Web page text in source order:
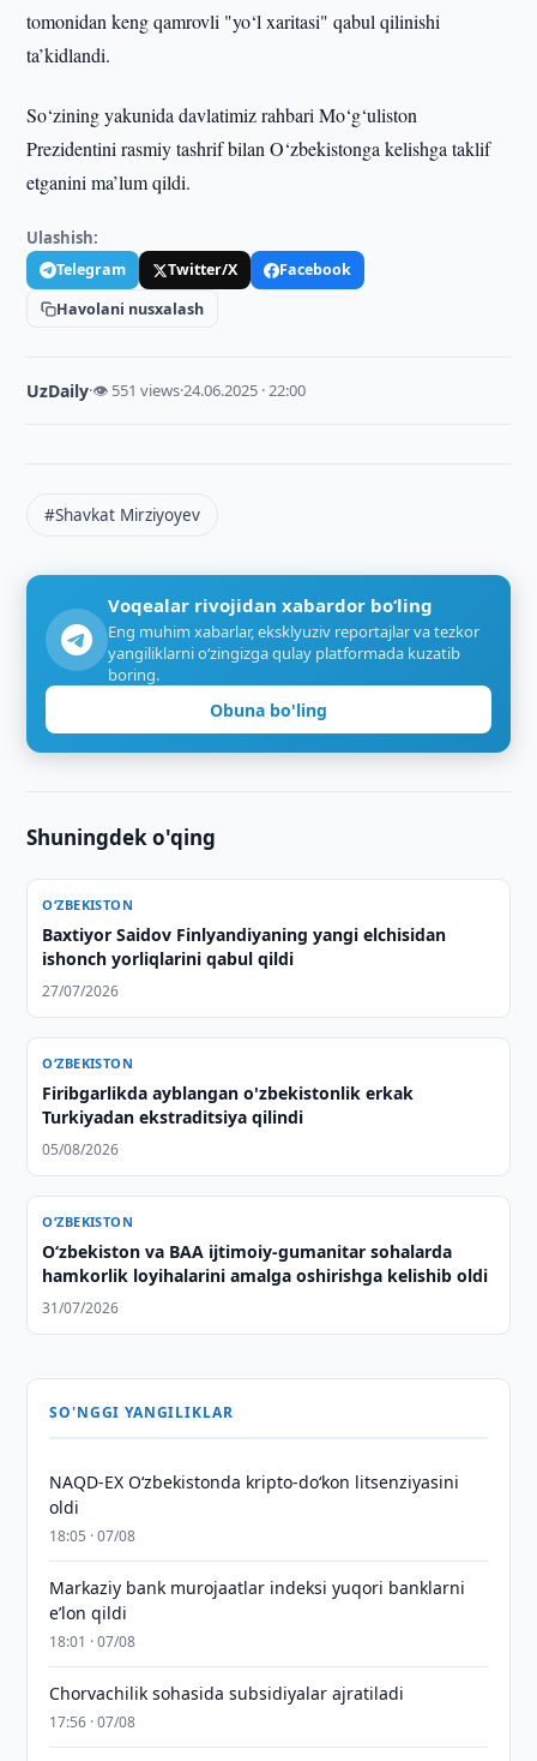
tomonidan keng qamrovli "yo‘l xaritasi" qabul qilinishi
ta’kidlandi.
So‘zining yakunida davlatimiz rahbari Mo‘g‘uliston
Prezidentini rasmiy tashrif bilan O‘zbekistonga kelishga taklif
etganini ma’lum qildi.
Ulashish:
Telegram Twitter/X
Facebook
Havolani nusxalash
UzDaily·👁 551 views·24.06.2025 · 22:00
#Shavkat Mirziyoyev
Voqealar rivojidan xabardor bo‘ling
Eng muhim xabarlar, eksklyuziv reportajlar va tezkor
yangiliklarni o‘zingizga qulay platformada kuzatib
boring.
Obuna bo'ling
Shuningdek o'qing
O‘ZBEKISTON
Baxtiyor Saidov Finlyandiyaning yangi elchisidan
ishonch yorliqlarini qabul qildi
27/07/2026
O‘ZBEKISTON
Firibgarlikda ayblangan o'zbekistonlik erkak
Turkiyadan ekstraditsiya qilindi
05/08/2026
O‘ZBEKISTON
O‘zbekiston va BAA ijtimoiy-gumanitar sohalarda
hamkorlik loyihalarini amalga oshirishga kelishib oldi
31/07/2026
SO'NGGI YANGILIKLAR
NAQD-EX O‘zbekistonda kripto-do‘kon litsenziyasini
oldi
18:05 · 07/08
Markaziy bank murojaatlar indeksi yuqori banklarni
eʼlon qildi
18:01 · 07/08
Chorvachilik sohasida subsidiyalar ajratiladi
17:56 · 07/08